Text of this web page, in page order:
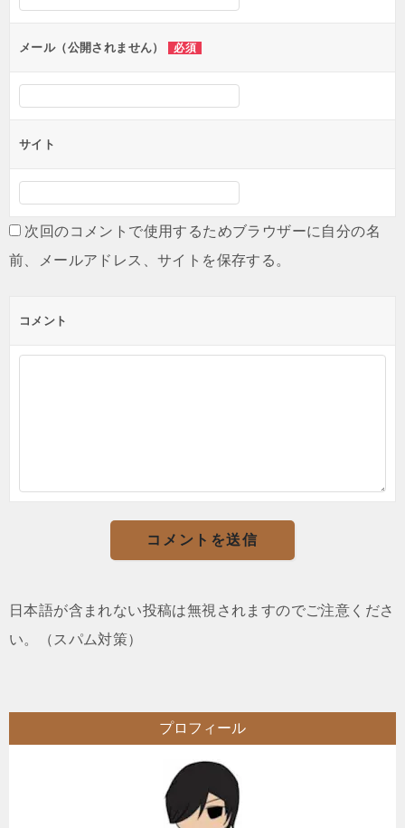
ンメール（公開されません） 必須
サイト
次回のコメントで使用するためブラウザーに自分の名
前、メールアドレス、サイトを保存する。
コメント
日本語が含まれない投稿は無視されますのでご注意くださ
い。（スパム対策）
プロフィール